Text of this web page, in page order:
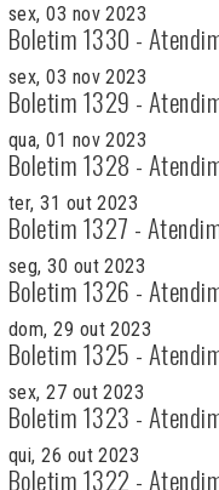
sex, 03 nov 2023
Boletim 1330 -
sex, 03 nov 2023
Boletim 1329 -
qua, 01 nov 2023
Boletim 1328 -
ter, 31 out 2023
Boletim 1327 -
seg, 30 out 2023
Boletim 1326 -
dom, 29 out 2023
Boletim 1325 -
sex, 27 out 2023
Boletim 1323 -
qui, 26 out 2023
Boletim 1322 -